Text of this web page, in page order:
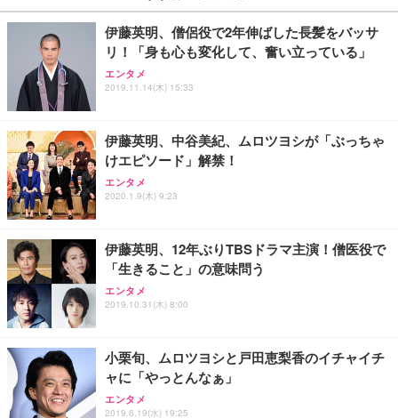
￥27,999
Sezlife オフィスチェア デスクチェア 疲れない テレ
ワーク チェア 強化バックレスト 30度ロッキング機
能 人間工学 椅子 腰サポート 90度跳ね上げ式アーム
ョン PCチェア 通気性メッシュ ゲーミング/勉強/事
務用 おしゃれ パソコンチェア (ブラック)
Sezlife オフィスチェア デスクチェア 疲れない テレ
ワーク チェア 強化バックレスト 30度ロッキング機
能 人間工学 椅子 腰サポート 90度跳ね上げ式アーム
務用 おしゃれ パソコンチェア (ホワイト)
ANDWINT オフィスチェア デスクチェア 肘なし メ
ッシュ 通気性 ランバーサポート付き 腰サポート ガ
ス圧無段階昇降 360度回転 キャスター付き コンパク
￥109,572
【純正品】27"ゲーミングモニター DualSense 充電
フック付き（CFI-ZDM1J）
【整備済み品】Dell E2724HS 27インチ 液晶モニタ
ー フルHD（1920×1080）VA 非光沢 HDMI/DisplayP
ort/VGA スピーカー内蔵 高さ調整 スイベル VESA対
【MiniLED/24.5inch/280Hz/FHD】GRAPHT THE S
HOOTER Gaming Monitor 24” Essential ゲーミン
グモニター QD 24.5インチ 1ms FHD 量子ドット 残
￥3,234
ネオ・ルーライフ ネオ・オムツ L 中型犬用 26枚入
り 単品
Smart Basic(スマートベーシック) 【Amazon.co.jp
限定】 Smart Basic アイリスオーヤマ ペットシーツ
超厚型 お徳用 ワイド 100枚入 (x 1) (ケース販売)
アイリスオーヤマ ペットシーツ 超厚型 お徳用 レギ
ュラー 200枚入【Amazon.co.jp限定】
伊藤英明、僧侶役で2年伸ばした長髪をバッサ
リ！「身も心も変化して、奮い立っている」
エンタメ
2019.11.14(木) 15:33
伊藤英明、中谷美紀、ムロツヨシが「ぶっちゃ
けエピソード」解禁！
エンタメ
2020.1.9(木) 9:23
伊藤英明、12年ぶりTBSドラマ主演！僧医役で
「生きること」の意味問う
エンタメ
2019.10.31(木) 8:00
小栗旬、ムロツヨシと戸田恵梨香のイチャイチ
ャに「やっとんなぁ」
エンタメ
2019.6.19(水) 19:25